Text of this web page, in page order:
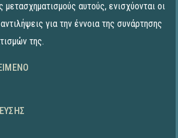
μετασχηματισμούς αυτούς, ενισχύονται οι
για την έννοια της συνάρτησης
της.